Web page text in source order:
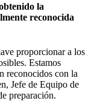
la
reconocida
proporcionar a los
Estamos
reconocidos con la
Jefe de Equipo de
preparación.